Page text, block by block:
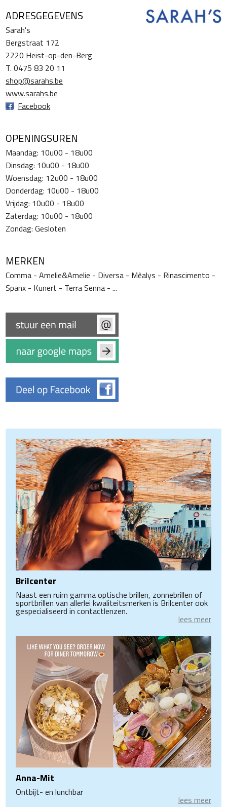
ADRESGEGEVENS
Sarah's
Bergstraat 172
2220 Heist-op-den-Berg
T. 0475 83 20 11
shop@sarahs.be
www.sarahs.be
Facebook
OPENINGSUREN
Maandag: 10u00 - 18u00
Dinsdag: 10u00 - 18u00
Woensdag: 12u00 - 18u00
Donderdag: 10u00 - 18u00
Vrijdag: 10u00 - 18u00
Zaterdag: 10u00 - 18u00
Zondag: Gesloten
MERKEN
Comma - Amelie&Amelie - Diversa - Mêalys - Rinascimento -
Spanx - Kunert - Terra Senna - ...
Brilcenter
Naast een ruim gamma optische brillen, zonnebrillen of
sportbrillen van allerlei kwaliteitsmerken is Brilcenter ook
gespecialiseerd in contactlenzen.
lees meer
Anna-Mit
Ontbijt- en lunchbar
lees meer